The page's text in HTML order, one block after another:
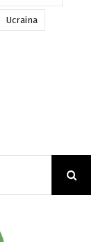
Coto Brus